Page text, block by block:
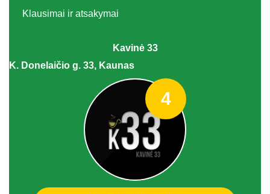
Klausimai ir atsakymai
Kavinė 33
K. Donelaičio g. 33, Kaunas
4